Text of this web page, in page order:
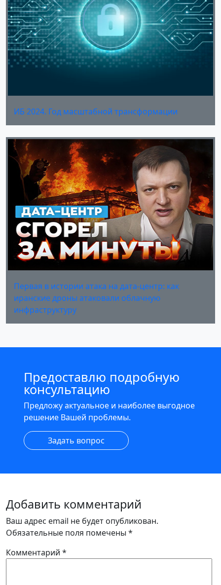
ИБ 2024. Год масштабной трансформации
Первая в истории атака на дата-центр: как
иранские дроны атаковали облачную
инфраструктуру
Предоставлю подробную
консультацию
Предложу актуальное и наиболее выгодное
решение Вашей проблемы.
Задать вопрос
Добавить комментарий
Ваш адрес email не будет опубликован.
Обязательные поля помечены *
Комментарий *